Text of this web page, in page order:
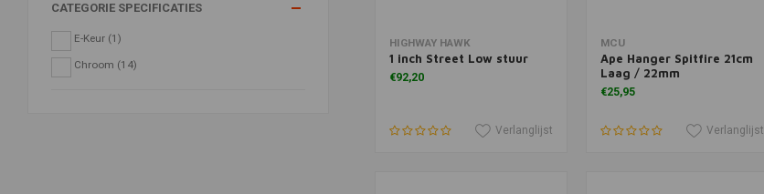
CATEGORIE SPECIFICATIES
E-Keur (1)
Chroom (14)
Toevoegen aan winkelwagen
HIGHWAY HAWK
1 inch Street Low stuur
€92,20
Verlanglijst
Toevoegen aan winkelwagen
MCU
Ape Hanger Spitfire 21cm
Laag / 22mm
€25,95
Verlanglijst